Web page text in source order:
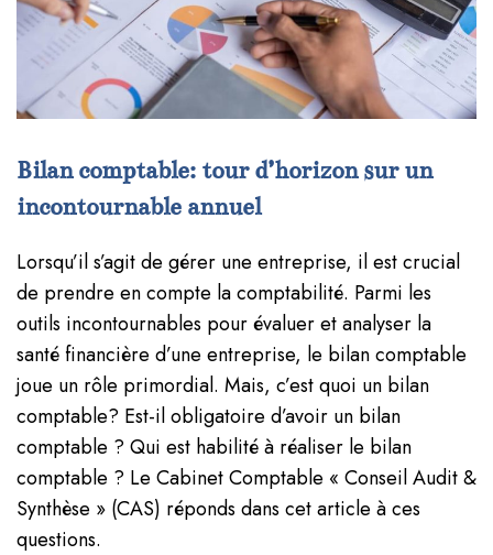
Bilan comptable: tour d’horizon sur un
incontournable annuel
Lorsqu’il s’agit de gérer une entreprise, il est crucial
de prendre en compte la comptabilité. Parmi les
outils incontournables pour évaluer et analyser la
santé financière d’une entreprise, le bilan comptable
joue un rôle primordial. Mais, c’est quoi un bilan
comptable? Est-il obligatoire d’avoir un bilan
comptable ? Qui est habilité à réaliser le bilan
comptable ? Le Cabinet Comptable « Conseil Audit &
Synthèse » (CAS) réponds dans cet article à ces
questions.